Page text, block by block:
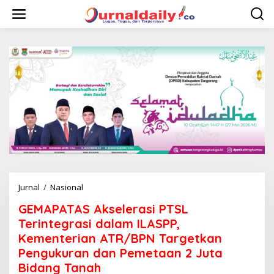
w
Jurnal / Nasional
M
A
P
A
T
A
GEMAPATAS Akselerasi PTSL
Terintegrasi dalam ILASPP,
Kementerian ATR/BPN Targetkan
Pengukuran dan Pemetaan 2 Juta
Bidang Tanah